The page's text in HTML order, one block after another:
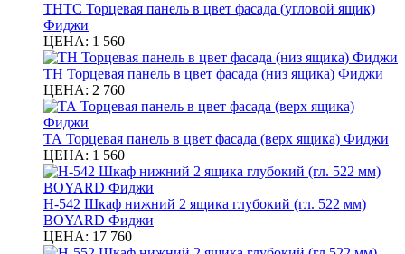
ТНТС Торцевая панель в цвет фасада (угловой ящик)
Фиджи
ЦЕНА: 1 560
ТН Торцевая панель в цвет фасада (низ ящика) Фиджи
ЦЕНА: 2 760
ТА Торцевая панель в цвет фасада (верх ящика) Фиджи
ЦЕНА: 1 560
Н-542 Шкаф нижний 2 ящика глубокий (гл. 522 мм)
BOYARD Фиджи
ЦЕНА: 17 760